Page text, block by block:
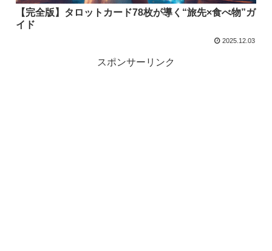
【完全版】タロットカード78枚が導く“旅先×食べ物”ガ
イド
2025.12.03
スポンサーリンク